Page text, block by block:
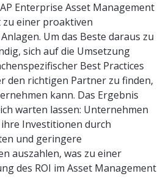
Enterprise Asset Management
einer proaktiven
Um das Beste daraus zu
sich auf die Umsetzung
Best Practices
den richtigen Partner zu finden,
kann. Das Ergebnis
warten lassen: Unternehmen
Investitionen durch
und geringere
auszahlen, was zu einer
des ROI im Asset Management